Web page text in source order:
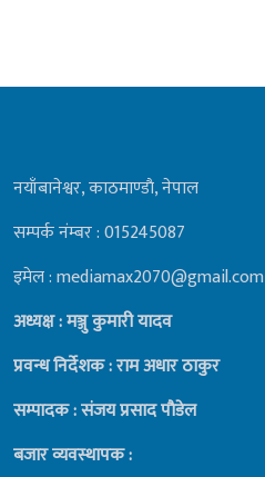
नयाँबानेश्वर, काठमाण्डाै, नेपाल
सम्पर्क नंम्बर : 015245087
इमेल : mediamax2070@gmail.com
अध्यक्ष : मञ्जु कुमारी यादव
प्रवन्ध निर्देशक : राम अधार ठाकुर
सम्पादक : संजय प्रसाद पाैडेल
बजार व्यवस्थापक :